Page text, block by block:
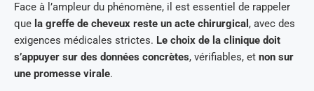
Face à l’ampleur du phénomène, il est essentiel de rappeler
que la greffe de cheveux reste un acte chirurgical , avec des
exigences médicales strictes. Le choix de la clinique doit
s’appuyer sur des données concrètes, vérifiables, et non sur
une promesse virale.